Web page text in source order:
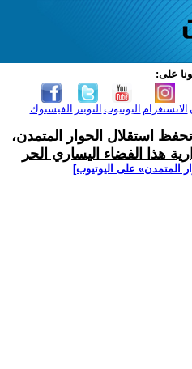
على:
الفيسبوك التويتر اليوتيوب الانستغرام
استقلال الحوار المتمدن،
هذا الفضاء اليساري الحر
المتمدن» على اليوتيوب]